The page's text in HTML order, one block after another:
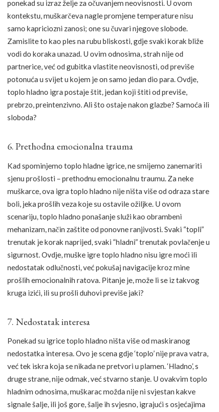
ponekad su izraz želje za očuvanjem neovisnosti. U ovom
kontekstu, muškarčeva nagle promjene temperature nisu
samo kapriciozni zanosi; one su čuvari njegove slobode.
Zamislite to kao ples na rubu bliskosti, gdje svaki korak bliže
vodi do koraka unazad. U ovim odnosima, strah nije od
partnerice, već od gubitka vlastite neovisnosti, od previše
potonuća u svijet u kojem je on samo jedan dio para. Ovdje,
toplo hladno igra postaje štit, jedan koji štiti od previše,
prebrzo, preintenzivno. Ali što ostaje nakon glazbe? Samoća ili
sloboda?
6. Prethodna emocionalna trauma
Kad spominjemo toplo hladne igrice, ne smijemo zanemariti
sjenu prošlosti – prethodnu emocionalnu traumu. Za neke
muškarce, ova igra toplo hladno nije ništa više od odraza stare
boli, jeka prošlih veza koje su ostavile ožiljke. U ovom
scenariju, toplo hladno ponašanje služi kao obrambeni
mehanizam, način zaštite od ponovne ranjivosti. Svaki “topli”
trenutak je korak naprijed, svaki “hladni” trenutak povlačenje u
sigurnost. Ovdje, muške igre toplo hladno nisu igre moći ili
nedostatak odlučnosti, već pokušaj navigacije kroz mine
prošlih emocionalnih ratova. Pitanje je, može li se iz takvog
kruga izići, ili su prošli duhovi previše jaki?
7. Nedostatak interesa
Ponekad su igrice toplo hladno ništa više od maskiranog
nedostatka interesa. Ovo je scena gdje ‘toplo’ nije prava vatra,
već tek iskra koja se nikada ne pretvori u plamen. ‘Hladno’, s
druge strane, nije odmak, već stvarno stanje. U ovakvim toplo
hladnim odnosima, muškarac možda nije ni svjestan kakve
signale šalje, ili još gore, šalje ih svjesno, igrajući s osjećajima